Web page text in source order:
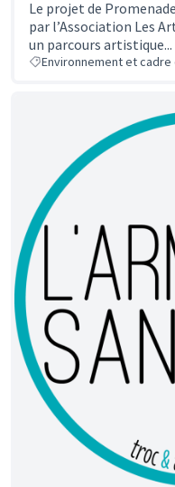
Le projet de
par l’Association Les
un parcours artistique...
Environnement et cadre